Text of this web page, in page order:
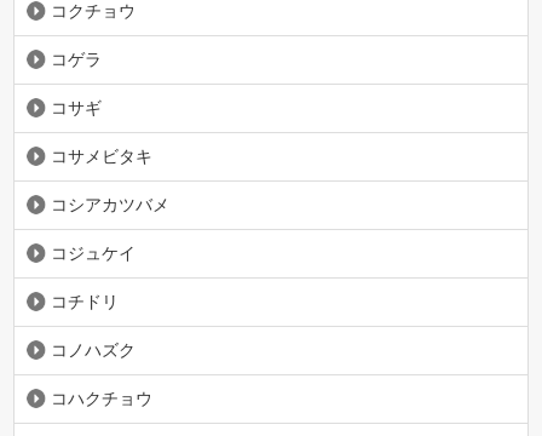
コクチョウ
コゲラ
コサギ
コサメビタキ
コシアカツバメ
コジュケイ
コチドリ
コノハズク
コハクチョウ